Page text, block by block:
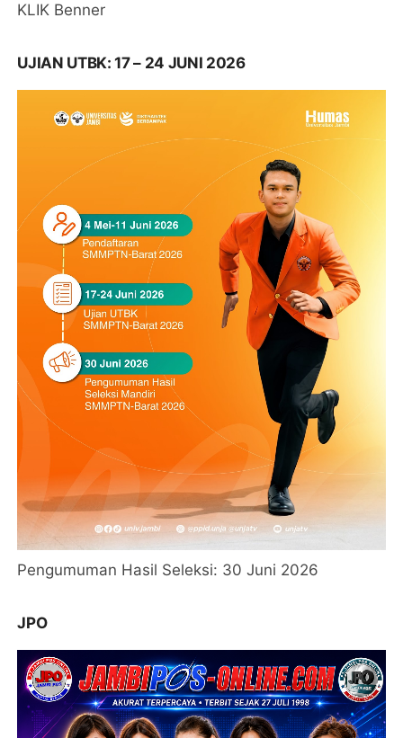
KLIK Benner
UJIAN UTBK: 17 – 24 JUNI 2026
Pengumuman Hasil Seleksi: 30 Juni 2026
JPO